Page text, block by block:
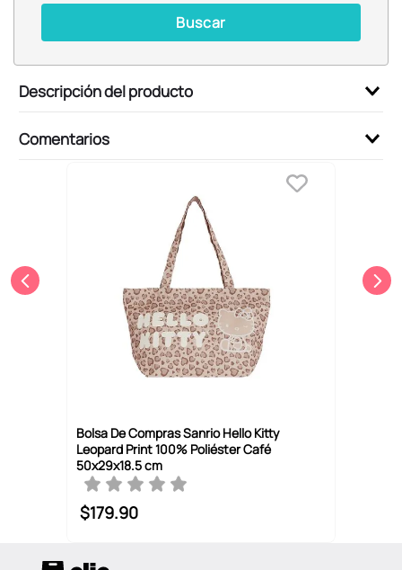
Buscar
Descripción del producto
Comentarios
Bolsa De Compras Sanrio Hello Kitty
Leopard Print 100% Poliéster Café
50x29x18.5 cm
$179.90